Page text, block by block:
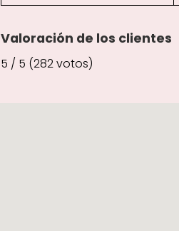
Valoración de los clientes
5 / 5 (282 votos)